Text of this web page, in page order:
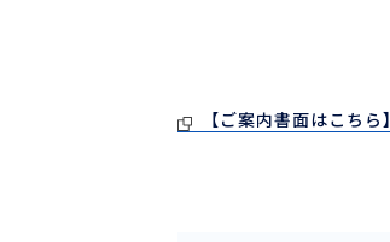
【ご案内書面はこちら】